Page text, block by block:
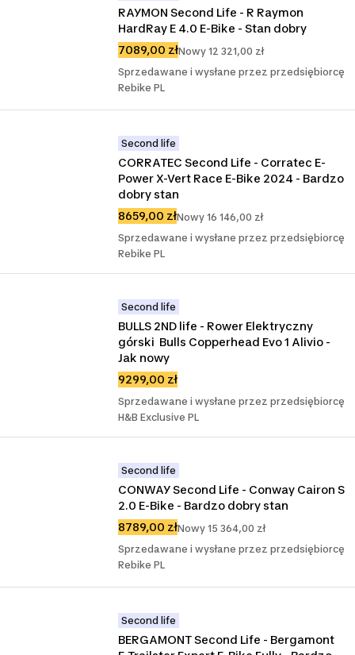
RAYMON Second Life - R Raymon
HardRay E 4.0 E-Bike - Stan dobry
7089,00 złNowy 12 321,00 zł
Sprzedawane i wysłane przez przedsiębiorcę
Rebike PL
Second life
CORRATEC Second Life - Corratec E-
Power X-Vert Race E-Bike 2024 - Bardzo
dobry stan
8659,00 złNowy 16 146,00 zł
Sprzedawane i wysłane przez przedsiębiorcę
Rebike PL
Second life
BULLS 2ND life - Rower Elektryczny
górski  Bulls Copperhead Evo 1 Alivio -
Jak nowy
9299,00 zł
Sprzedawane i wysłane przez przedsiębiorcę
H&B Exclusive PL
Second life
CONWAY Second Life - Conway Cairon S
2.0 E-Bike - Bardzo dobry stan
8789,00 złNowy 15 364,00 zł
Sprzedawane i wysłane przez przedsiębiorcę
Rebike PL
Second life
BERGAMONT Second Life - Bergamont